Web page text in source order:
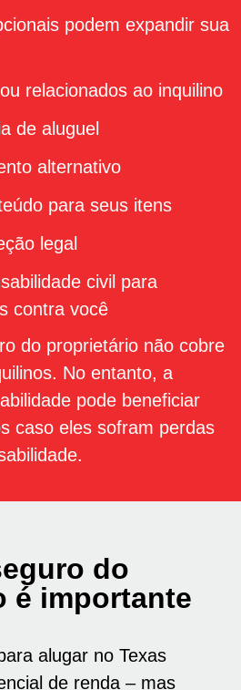
podem expandir sua
relacionados ao inquilino
de aluguel
alternativo
para seus itens
legal
civil para
contra você
do proprietário não cobre
No entanto, a
pode beneficiar
caso eles sofram perdas
do
é importante
alugar no Texas
de renda – mas